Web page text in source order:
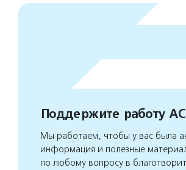
Поддержите работу
Мы работаем, чтобы у вас была
информация и полезные
по любому вопросу в